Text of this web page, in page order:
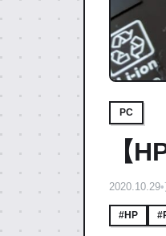
PC
【
2020.10.29•
#HP